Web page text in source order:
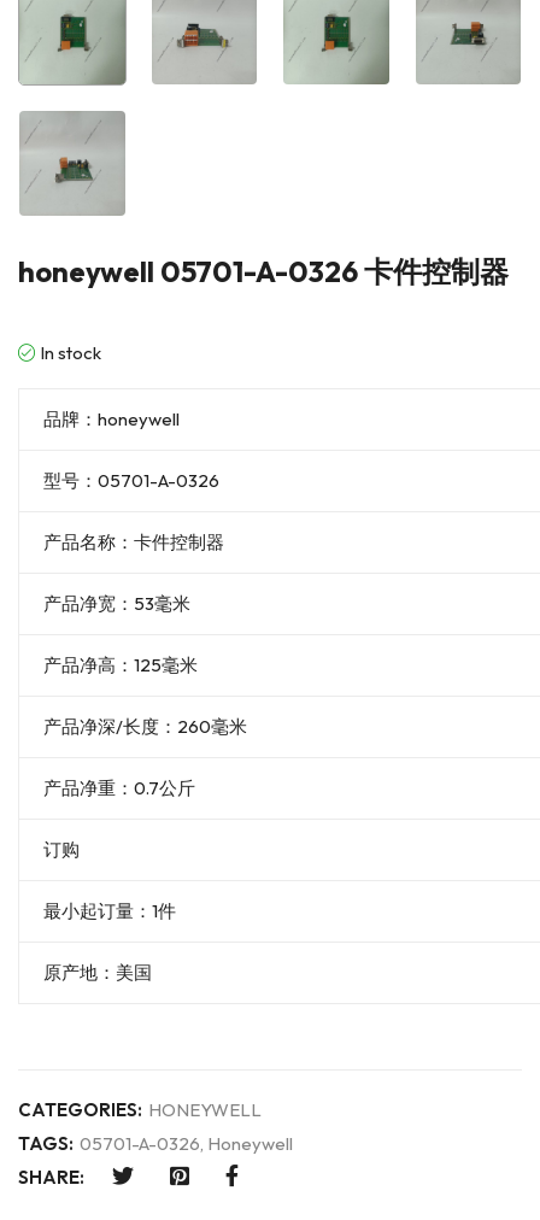
honeywell 05701-A-0326 卡件控制器
In stock
品牌：honeywell
型号：05701-A-0326
产品名称：卡件控制器
产品净宽：53毫米
产品净高：125毫米
产品净深/长度：260毫米
产品净重：0.7公斤
订购
最小起订量：1件
原产地：美国
CATEGORIES: HONEYWELL
TAGS: 05701-A-0326, Honeywell
SHARE: